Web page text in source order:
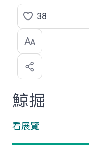
點
選
喜
歡
38
鯨掘
看展覽